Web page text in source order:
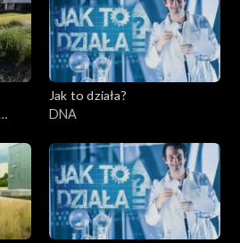
Jak to działa?
DNA